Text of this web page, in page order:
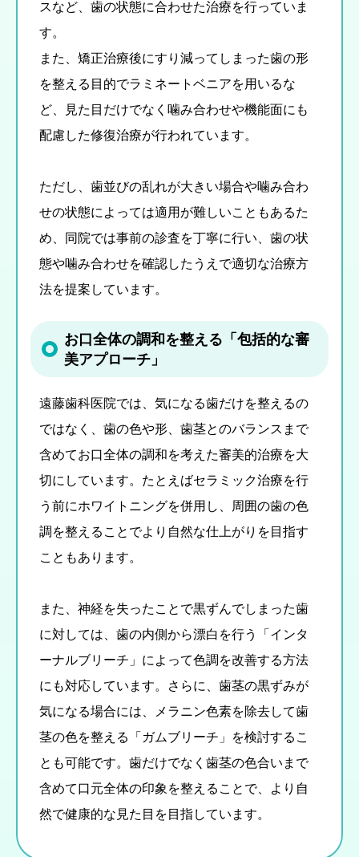
スなど、歯の状態に合わせた治療を行っていま
す。
また、矯正治療後にすり減ってしまった歯の形
を整える目的でラミネートベニアを用いるな
ど、見た目だけでなく噛み合わせや機能面にも
配慮した修復治療が行われています。
ただし、歯並びの乱れが大きい場合や噛み合わ
せの状態によっては適用が難しいこともあるた
め、同院では事前の診査を丁寧に行い、歯の状
態や噛み合わせを確認したうえで適切な治療方
法を提案しています。
お口全体の調和を整える「包括的な審
美アプローチ」
遠藤歯科医院では、気になる歯だけを整えるの
ではなく、歯の色や形、歯茎とのバランスまで
含めてお口全体の調和を考えた審美的治療を大
切にしています。たとえばセラミック治療を行
う前にホワイトニングを併用し、周囲の歯の色
調を整えることでより自然な仕上がりを目指す
こともあります。
また、神経を失ったことで黒ずんでしまった歯
に対しては、歯の内側から漂白を行う「インタ
ーナルブリーチ」によって色調を改善する方法
にも対応しています。さらに、歯茎の黒ずみが
気になる場合には、メラニン色素を除去して歯
茎の色を整える「ガムブリーチ」を検討するこ
とも可能です。歯だけでなく歯茎の色合いまで
含めて口元全体の印象を整えることで、より自
然で健康的な見た目を目指しています。